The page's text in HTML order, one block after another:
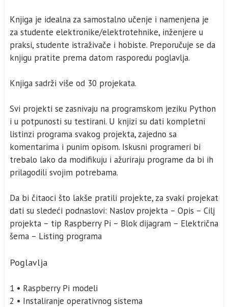
Knjiga je idealna za samostalno učenje i namenjena je
za studente elektronike/elektrotehnike, inženjere u
praksi, studente istraživače i hobiste. Preporučuje se da
knjigu pratite prema datom rasporedu poglavlja.
Knjiga sadrži više od 30 projekata.
Svi projekti se zasnivaju na programskom jeziku Python
i u potpunosti su testirani. U knjizi su dati kompletni
listinzi programa svakog projekta, zajedno sa
komentarima i punim opisom. Iskusni programeri bi
trebalo lako da modifikuju i ažuriraju programe da bi ih
prilagodili svojim potrebama.
Da bi čitaoci što lakše pratili projekte, za svaki projekat
dati su sledeći podnaslovi: Naslov projekta – Opis – Cilj
projekta – tip Raspberry Pi – Blok dijagram – Električna
šema – Listing programa
Poglavlja
1 • Raspberry Pi modeli
2 • Instaliranje operativnog sistema